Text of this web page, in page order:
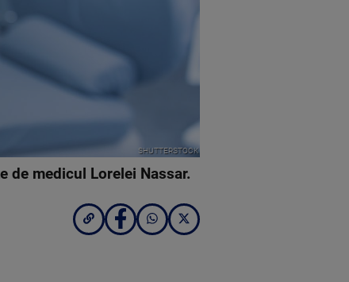
SHUTTERSTOCK
de medicul Lorelei Nassar.